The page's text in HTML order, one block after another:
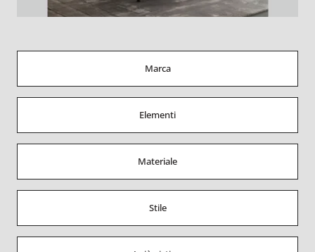
Marca
Elementi
Materiale
Stile